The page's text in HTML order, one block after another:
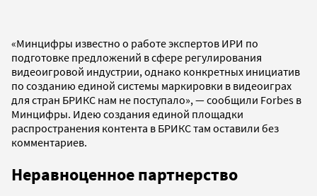
«Минцифры известно о работе экспертов ИРИ по
подготовке предложений в сфере регулирования
видеоигровой индустрии, однако конкретных инициатив
по созданию единой системы маркировки в видеоиграх
для стран БРИКС нам не поступало», — сообщили Forbes в
Минцифры. Идею создания единой площадки
распространения контента в БРИКС там оставили без
комментариев.
Неравноценное партнерство